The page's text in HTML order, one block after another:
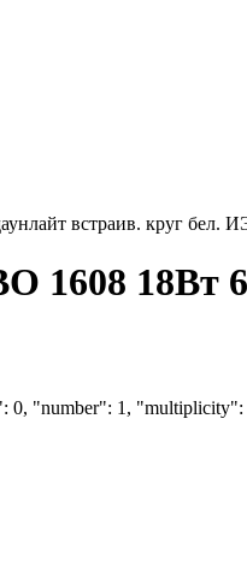
встраив. круг бел.
1608 18Вт
0, "number": 1,